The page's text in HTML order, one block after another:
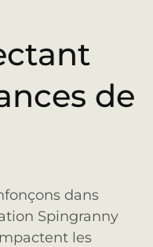
de
dans
Spingranny
les